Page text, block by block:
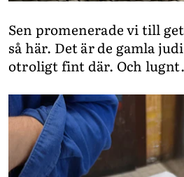
Sen promenerade vi till
så här. Det är de gamla
otroligt fint där. Och lugnt.